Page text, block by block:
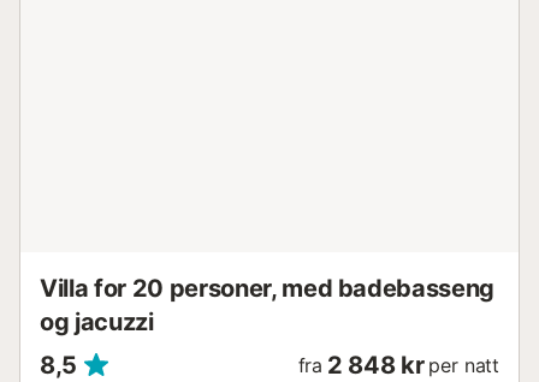
Villa for 20 personer, med badebasseng
og jacuzzi
8,5
fra 2 848 kr per natt